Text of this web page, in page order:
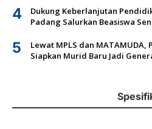
4
Dukung Keberlanjutan
Padang Salurkan Beasiswa
5
Lewat MPLS dan
Siapkan Murid Baru Jadi